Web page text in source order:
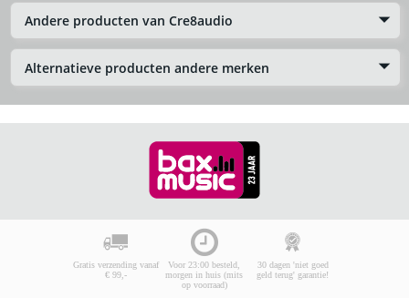
Andere producten van Cre8audio
Alternatieve producten andere merken
Gratis verzending vanaf
€ 99,-
Voor 23:00 besteld,
morgen in huis (mits
op voorraad)
30 dagen 'niet goed
geld terug' garantie!